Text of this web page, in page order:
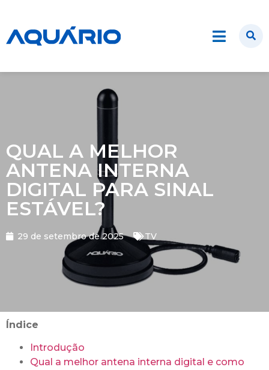
QUAL A MELHOR
ANTENA INTERNA
DIGITAL PARA SINAL
ESTÁVEL?
29 de setembro de 2025 TV
Índice
Introdução
Qual a melhor antena interna digital e como